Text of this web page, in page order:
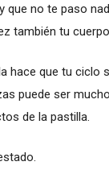
que no te paso
también tu
hace que tu ciclo
puede ser
de la pastilla.